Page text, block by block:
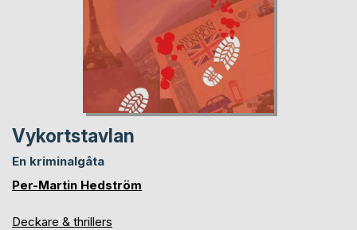
Vykortstavlan
En kriminalgåta
Per-Martin Hedström
Deckare & thrillers